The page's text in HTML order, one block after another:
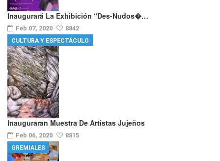
Inaugurará La Exhibición “Des-Nudos�…
Feb 07, 2020 8842
Inauguraran Muestra De Artistas Jujeños
Feb 06, 2020 8815
CULTURA Y ESPECTÁCULO
GREMIALES